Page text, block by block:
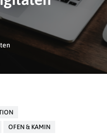
OFEN & KAMIN